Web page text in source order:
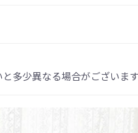
多少異なる場合がございま